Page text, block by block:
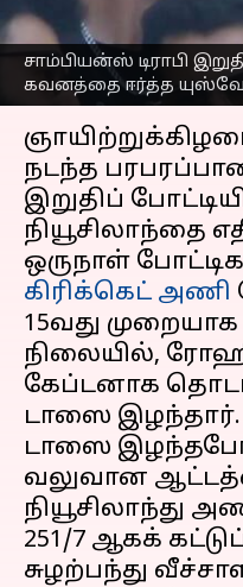
சாம்பியன்ஸ் டிராபி
கவனத்தை ஈர்த்த
எழுதியவர் Sekar Chinnappan
செய்தி முன்னோட்டம்
நடந்த
இறுதிப்
நியூசிலாந்தை
ஒருநாள்
கிரிக்கெட் அணி
15வது
நிலையில்,
கேப்டனாக
டாஸை இழந்தார்.
டாஸை
வலுவான
நியூசிலாந்து
251/7 ஆகக்
சுழற்பந்து